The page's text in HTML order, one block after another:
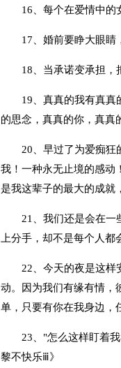
16、每个在爱情中的
17、婚前要睁大眼睛
18、当承诺变承担，
19、真真的我有真真
的思念，真真的你，真真
20、早过了为爱痴狂
我！一种永无止境的感动
是我这辈子的最大的成就
21、我们还是会在一
上分手，却不是每个人
22、今天的夜是这样
动。因为我们有缘有情，
单，只要有你在我身边，
23、"怎么这样盯着
黎不快乐ⅲ》